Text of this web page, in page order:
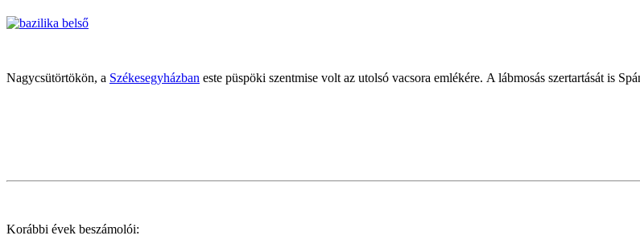
Nagycsütörtökön, a Székesegyházban este püspöki szentmise volt az utolsó vacsora emlékére. A lábmosás szertartását is
Korábbi évek beszámolói: